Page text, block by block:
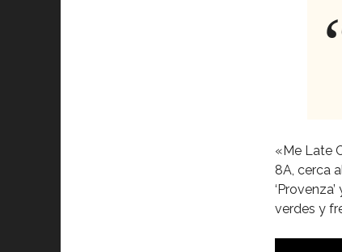
«Me Late
8A, cerca
verdes y